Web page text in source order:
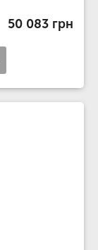
50 083 грн